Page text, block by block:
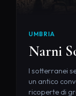
UMBRIA
Narni
I sotterranei
un antico
ricoperte di